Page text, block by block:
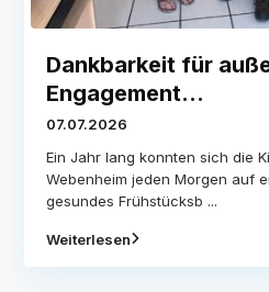
Dankbarkeit für
Engagement...
07.07.2026
Ein Jahr lang konnten sich die
Webenheim jeden Morgen auf
gesundes Frühstücksb ...
Weiterlesen